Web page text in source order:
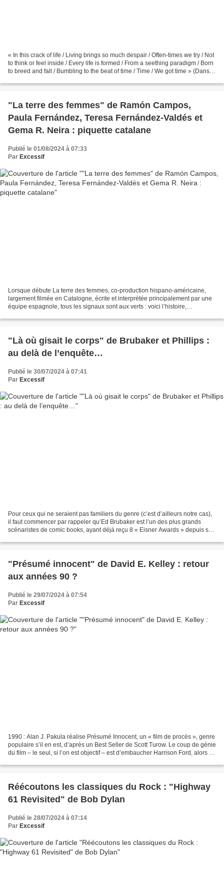
« In this crack of life / Living brings so much despair / Often-times we try / Not
to think or feel inside / Every life is formed / From a seething paradigm / Born
to breed and fall / Bumbling to the beat of time / Time / We got time » (Dans
"La terre des femmes" de Ramón Campos,
Paula Fernández, Teresa Fernández-Valdés et
Gema R. Neira : piquette catalane
Publié le 01/08/2024 à 07:33
Par Excessif
Lorsque débute La terre des femmes, co-production hispano-américaine,
largement filmée en Catalogne, écrite et interprétée principalement par une
équipe espagnole, tous les signaux sont aux verts : voici l’histoire,
"Là où gisait le corps" de Brubaker et Phillips :
au delà de l’enquête…
Publié le 30/07/2024 à 07:41
Par Excessif
Pour ceux qui ne seraient pas familiers du genre (c’est d’ailleurs notre cas),
il faut commencer par rappeler qu’Ed Brubaker est l’un des plus grands
scénaristes de comic books, ayant déjà reçu 8 « Eisner Awards » depuis ses
"Présumé innocent" de David E. Kelley : retour
aux années 90 ?
Publié le 29/07/2024 à 07:54
Par Excessif
1990 : Alan J. Pakula réalise Présumé Innocent, un « film de procès », genre
populaire s’il en est, d’après un Best Seller de Scott Turow. Le coup de génie
du film – le seul, si l’on est objectif – est d’embaucher Harrison Ford, alors au
Réécoutons les classiques du Rock : "Highway
61 Revisited" de Bob Dylan
Publié le 28/07/2024 à 07:14
Par Excessif